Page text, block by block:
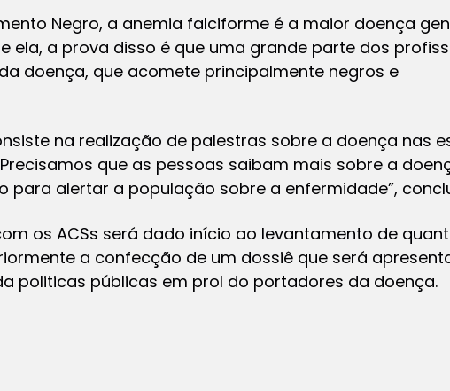
Negro, a anemia falciforme é a maior doença
ela, a prova disso é que uma grande parte dos
doença, que acomete principalmente negros e
na realização de palestras sobre a doença nas
que as pessoas saibam mais sobre a
alertar a população sobre a enfermidade”,
os ACSs será dado início ao levantamento de
a confecção de um dossiê que será
politicas públicas em prol do portadores da doença.